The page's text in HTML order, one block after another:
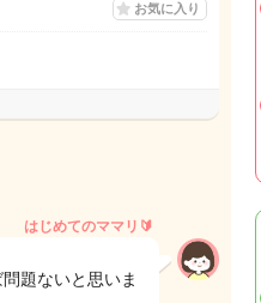
お気に入り
はじめてのママリ🔰
題ないと思いま